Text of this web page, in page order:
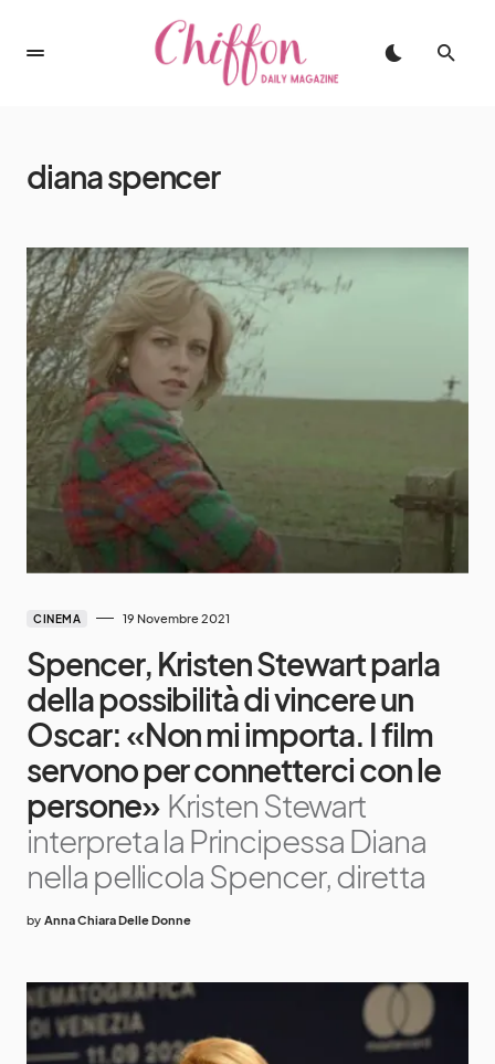
diana spencer
CINEMA 19 Novembre 2021
Spencer, Kristen Stewart parla
della possibilità di vincere un
Oscar: «Non mi importa. I film
servono per connetterci con le
persone» Kristen Stewart
interpreta la Principessa Diana
nella pellicola Spencer, diretta
by Anna Chiara Delle Donne